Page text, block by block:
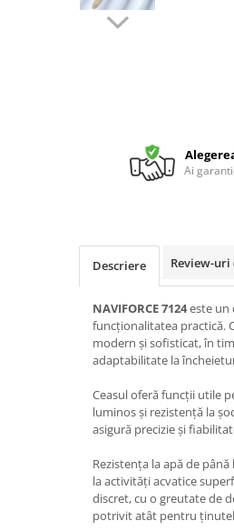
Ai
Descriere Review-uri
NAVIFORCE 7124este un
funcționalitatea practică.
modern și sofisticat, în
adaptabilitate la
Ceasul oferă funcții utile
luminos și rezistență la
asigură precizie și
Rezistența la apă de
la activități acvatice
discret, cu o greutate de
potrivit atât pentru